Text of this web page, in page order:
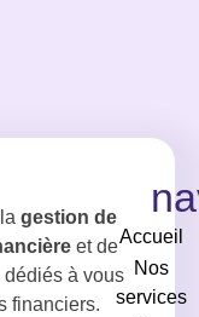
gestion de
et de
dédiés à vous
financiers.
Accueil
Nos
services